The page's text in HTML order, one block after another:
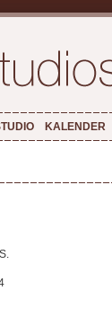
KALENDER